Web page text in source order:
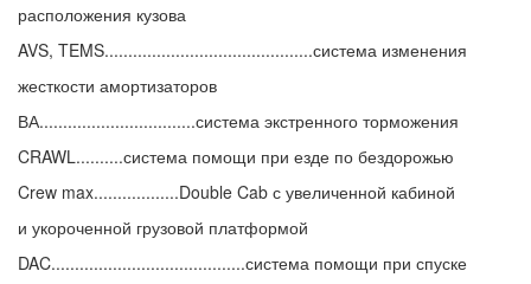
расположения кузова
AVS, TEMS............................................система изменения
жесткости амортизаторов
ВА.................................система экстренного торможения
CRAWL..........система помощи при езде по бездорожью
Crew max..................Double Cab с увеличенной кабиной
и укороченной грузовой платформой
DAC.........................................система помощи при спуске